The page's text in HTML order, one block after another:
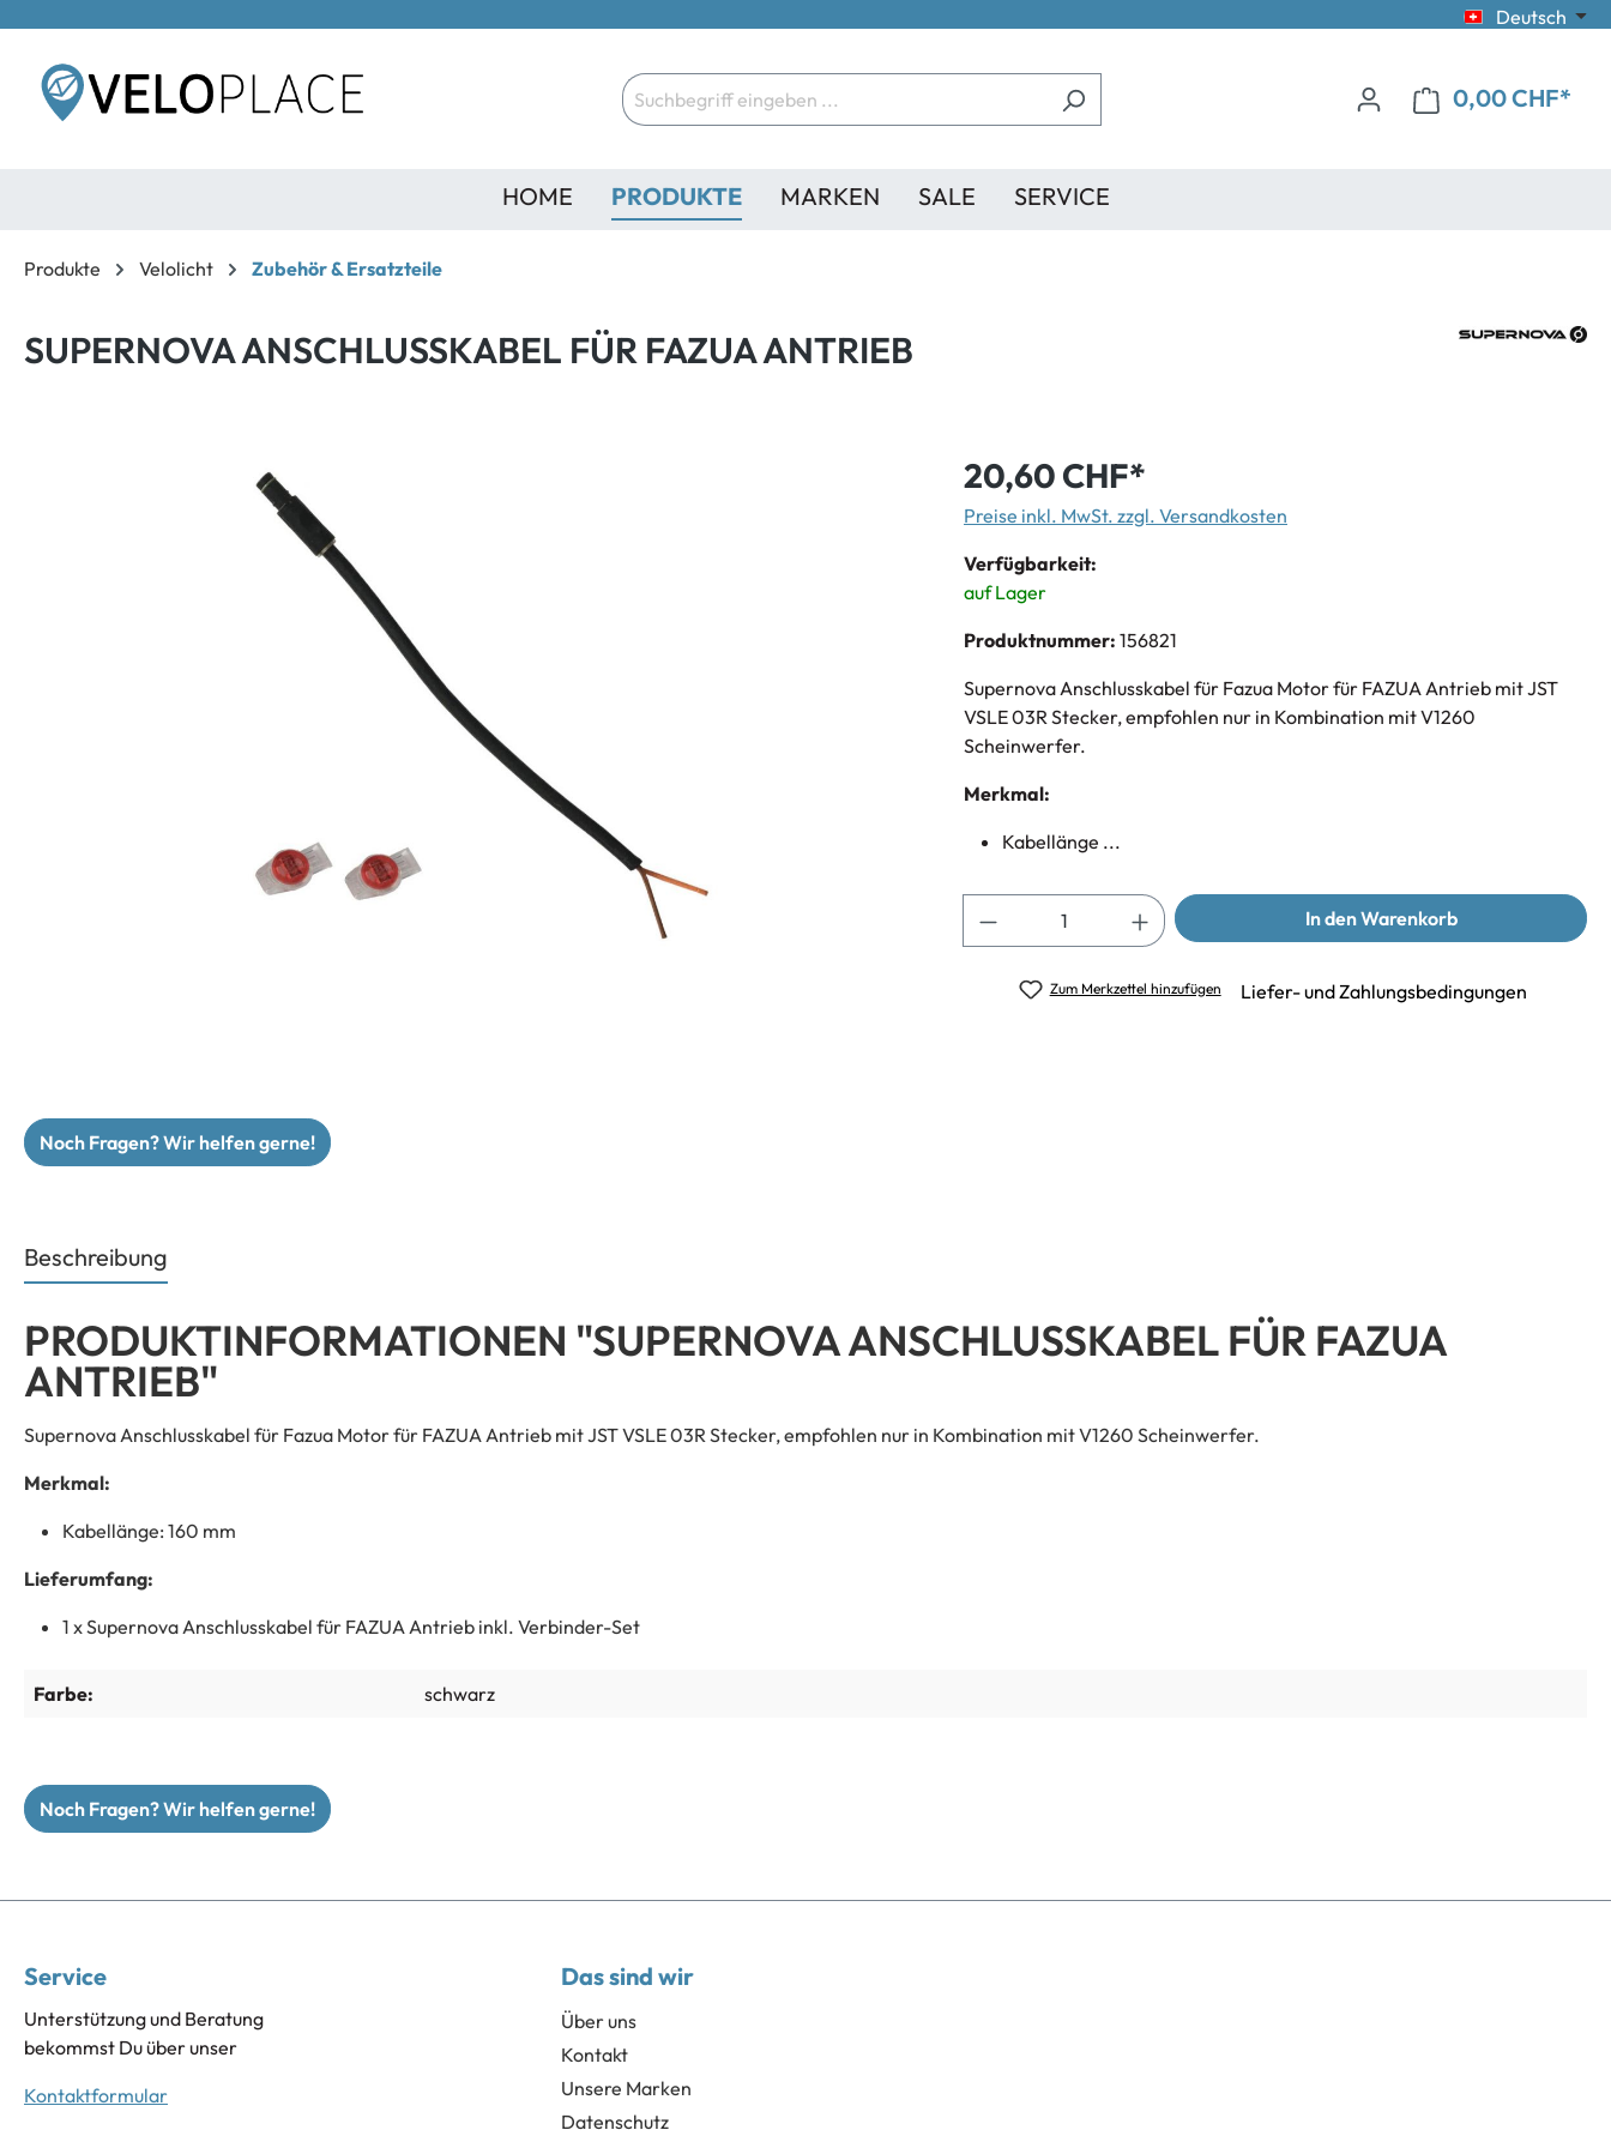
springen Deutsch
0,00 CHF*
HOME PRODUKTE MARKEN SALE SERVICE
Produkte Velolicht Zubehör & Ersatzteile
SUPERNOVA ANSCHLUSSKABEL FÜR FAZUA ANTRIEB
20,60 CHF*
Preise inkl. MwSt. zzgl. Versandkosten
Verfügbarkeit:
auf Lager
Produktnummer: 156821
Supernova Anschlusskabel für Fazua Motor für FAZUA Antrieb mit JST
VSLE 03R Stecker, empfohlen nur in Kombination mit V1260
Scheinwerfer.
Merkmal:
Kabellänge ...
In den Warenkorb
Zum Merkzettel hinzufügen Liefer- und Zahlungsbedingungen
Noch Fragen? Wir helfen gerne!
Beschreibung
PRODUKTINFORMATIONEN "SUPERNOVA ANSCHLUSSKABEL FÜR FAZUA
ANTRIEB"
Supernova Anschlusskabel für Fazua Motor für FAZUA Antrieb mit JST VSLE 03R Stecker, empfohlen nur in Kombination mit V1260 Scheinwerfer.
Merkmal:
Kabellänge: 160 mm
Lieferumfang:
1 x Supernova Anschlusskabel für FAZUA Antrieb inkl. Verbinder-Set
Farbe: schwarz
Noch Fragen? Wir helfen gerne!
Service
Unterstützung und Beratung
bekommst Du über unser
Kontaktformular
Das sind wir
Über uns
Kontakt
Unsere Marken
Datenschutz